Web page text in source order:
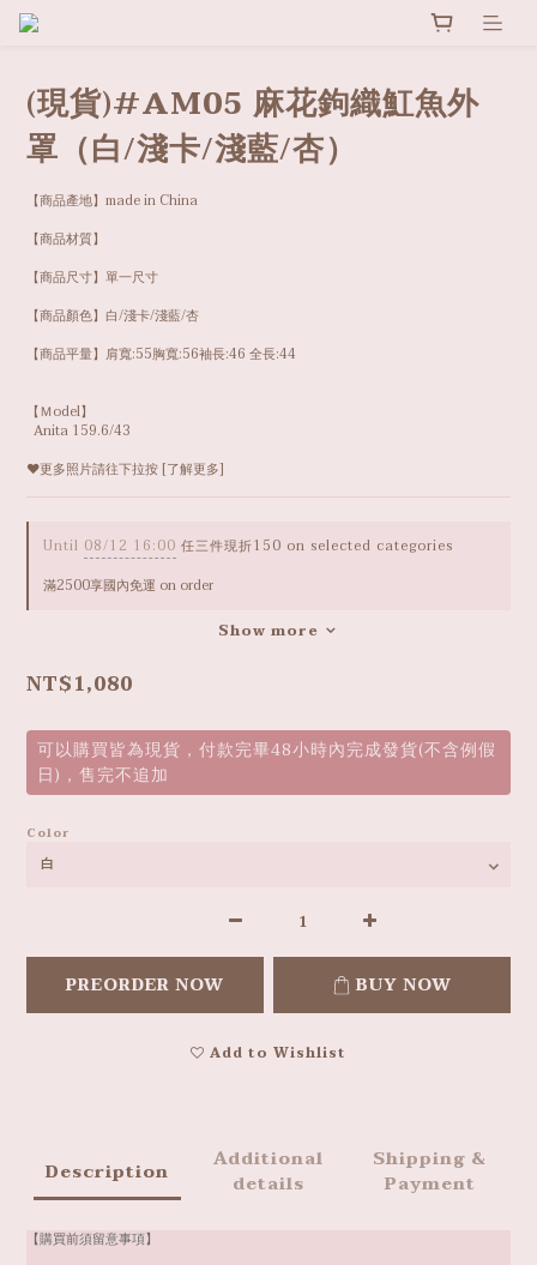
(現貨)#AM05 麻花鉤織魟魚外
罩（白/淺卡/淺藍/杏）
【商品產地】made in China
【商品材質】
【商品尺寸】單一尺寸
【商品顏色】白/淺卡/淺藍/杏
【商品平量】肩寬:55胸寬:56袖長:46 全長:44
【Ｍodel】
  Anita 159.6/43
❤️更多照片請往下拉按 [了解更多]
Until 08/12 16:00 任三件現折150 on selected categories
滿2500享國內免運 on order
Show more
NT$1,080
可以購買皆為現貨，付款完畢48小時內完成發貨(不含例假
日)，售完不追加
Color
PREORDER NOW BUY NOW
Add to Wishlist
Description
Additional
details
Shipping &
Payment
【購買前須留意事項】